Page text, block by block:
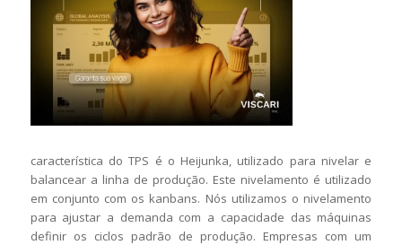
característica do TPS é o Heijunka, utilizado para nivelar e
balancear a linha de produção. Este nivelamento é utilizado
em conjunto com os kanbans. Nós utilizamos o nivelamento
para ajustar a demanda com a capacidade das máquinas
definir os ciclos padrão de produção. Empresas com um